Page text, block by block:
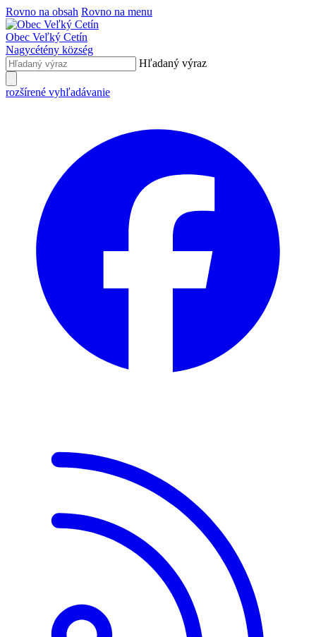
Rovno na obsah Rovno na menu
Obec Veľký Cetín
Nagycétény község
Hľadaný výraz
rozšírené vyhľadávanie